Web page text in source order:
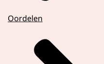
Oordelen